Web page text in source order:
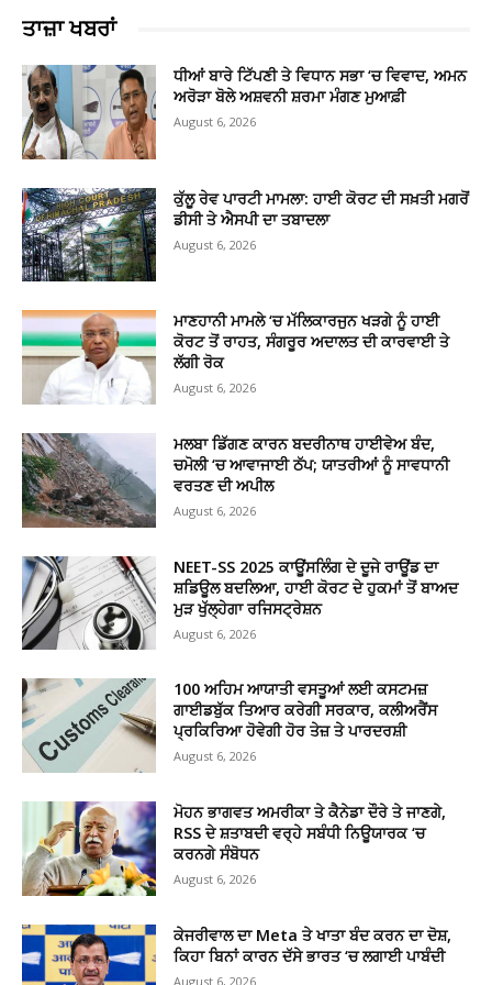
ਤਾਜ਼ਾ ਖਬਰਾਂ
ਧੀਆਂ ਬਾਰੇ ਟਿੱਪਣੀ ਤੇ ਵਿਧਾਨ ਸਭਾ ‘ਚ ਵਿਵਾਦ, ਅਮਨ
ਅਰੋੜਾ ਬੋਲੇ ਅਸ਼ਵਨੀ ਸ਼ਰਮਾ ਮੰਗਣ ਮੁਆਫ਼ੀ
August 6, 2026
ਕੁੱਲੂ ਰੇਵ ਪਾਰਟੀ ਮਾਮਲਾ: ਹਾਈ ਕੋਰਟ ਦੀ ਸਖ਼ਤੀ ਮਗਰੋਂ
ਡੀਸੀ ਤੇ ਐਸਪੀ ਦਾ ਤਬਾਦਲਾ
August 6, 2026
ਮਾਣਹਾਨੀ ਮਾਮਲੇ ‘ਚ ਮੱਲਿਕਾਰਜੁਨ ਖੜਗੇ ਨੂੰ ਹਾਈ
ਕੋਰਟ ਤੋਂ ਰਾਹਤ, ਸੰਗਰੂਰ ਅਦਾਲਤ ਦੀ ਕਾਰਵਾਈ ਤੇ
ਲੱਗੀ ਰੋਕ
August 6, 2026
ਮਲਬਾ ਡਿੱਗਣ ਕਾਰਨ ਬਦਰੀਨਾਥ ਹਾਈਵੇਅ ਬੰਦ,
ਚਮੋਲੀ ‘ਚ ਆਵਾਜਾਈ ਠੱਪ; ਯਾਤਰੀਆਂ ਨੂੰ ਸਾਵਧਾਨੀ
ਵਰਤਣ ਦੀ ਅਪੀਲ
August 6, 2026
NEET-SS 2025 ਕਾਊਂਸਲਿੰਗ ਦੇ ਦੂਜੇ ਰਾਊਂਡ ਦਾ
ਸ਼ਡਿਊਲ ਬਦਲਿਆ, ਹਾਈ ਕੋਰਟ ਦੇ ਹੁਕਮਾਂ ਤੋਂ ਬਾਅਦ
ਮੁੜ ਖੁੱਲ੍ਹੇਗਾ ਰਜਿਸਟ੍ਰੇਸ਼ਨ
August 6, 2026
100 ਅਹਿਮ ਆਯਾਤੀ ਵਸਤੂਆਂ ਲਈ ਕਸਟਮਜ਼
ਗਾਈਡਬੁੱਕ ਤਿਆਰ ਕਰੇਗੀ ਸਰਕਾਰ, ਕਲੀਅਰੈਂਸ
ਪ੍ਰਕਿਰਿਆ ਹੋਵੇਗੀ ਹੋਰ ਤੇਜ਼ ਤੇ ਪਾਰਦਰਸ਼ੀ
August 6, 2026
ਮੋਹਨ ਭਾਗਵਤ ਅਮਰੀਕਾ ਤੇ ਕੈਨੇਡਾ ਦੌਰੇ ਤੇ ਜਾਣਗੇ,
RSS ਦੇ ਸ਼ਤਾਬਦੀ ਵਰ੍ਹੇ ਸਬੰਧੀ ਨਿਊਯਾਰਕ ‘ਚ
ਕਰਨਗੇ ਸੰਬੋਧਨ
August 6, 2026
ਕੇਜਰੀਵਾਲ ਦਾ Meta ਤੇ ਖਾਤਾ ਬੰਦ ਕਰਨ ਦਾ ਦੋਸ਼,
ਕਿਹਾ ਬਿਨਾਂ ਕਾਰਨ ਦੱਸੇ ਭਾਰਤ ‘ਚ ਲਗਾਈ ਪਾਬੰਦੀ
August 6, 2026